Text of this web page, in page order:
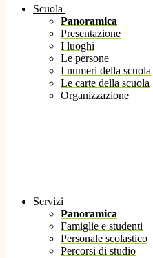
Scuola
Panoramica
Presentazione
I luoghi
Le persone
I numeri della scuola
Le carte della scuola
Organizzazione
Servizi
Panoramica
Famiglie e studenti
Personale scolastico
Percorsi di studio